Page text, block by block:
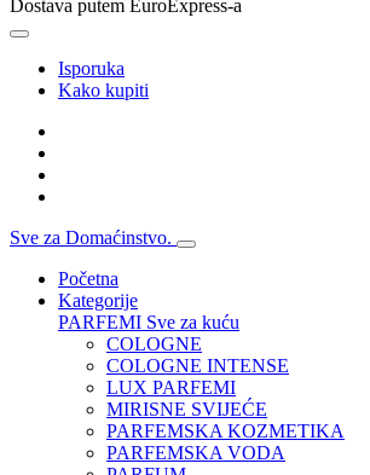
Dostava putem EuroExpress-a
Isporuka
Kako kupiti
Sve za Domaćinstvo.
Početna
Kategorije
PARFEMI Sve za kuću
COLOGNE
COLOGNE INTENSE
LUX PARFEMI
MIRISNE SVIJEĆE
PARFEMSKA KOZMETIKA
PARFEMSKA VODA